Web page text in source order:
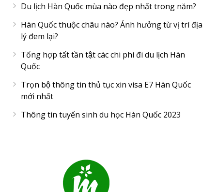
Du lịch Hàn Quốc mùa nào đẹp nhất trong năm?
Hàn Quốc thuộc châu nào? Ảnh hưởng từ vị trí địa
lý đem lại?
Tổng hợp tất tần tật các chi phí đi du lịch Hàn
Quốc
Trọn bộ thông tin thủ tục xin visa E7 Hàn Quốc
mới nhất
Thông tin tuyển sinh du học Hàn Quốc 2023